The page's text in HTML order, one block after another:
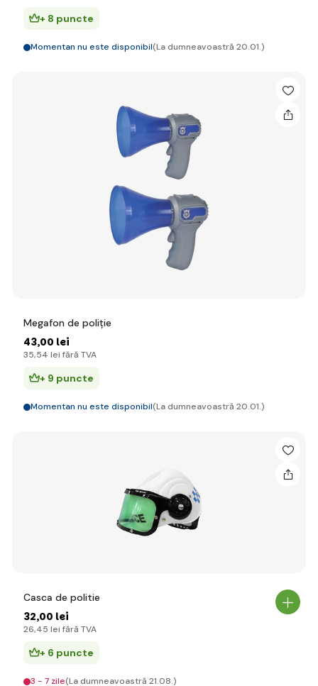
+ 8 puncte
Momentan nu este disponibil(La dumneavoastră 20.01.)
Megafon de poliție
43,00 lei
35,54 lei fără TVA
+ 9 puncte
Momentan nu este disponibil(La dumneavoastră 20.01.)
Casca de politie
32,00 lei
26,45 lei fără TVA
+ 6 puncte
3 - 7 zile(La dumneavoastră 21.08.)